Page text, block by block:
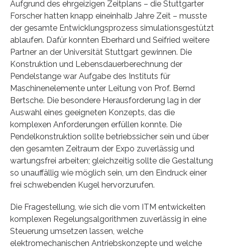
Aufgrund des ehrgeizigen Zeitplans – die Stuttgarter
Forscher hatten knapp eineinhalb Jahre Zeit – musste
der gesamte Entwicklungsprozess simulationsgestützt
ablaufen. Dafür konnten Eberhard und Seifried weitere
Partner an der Universität Stuttgart gewinnen. Die
Konstruktion und Lebensdauerberechnung der
Pendelstange war Aufgabe des Instituts für
Maschinenelemente unter Leitung von Prof. Bernd
Bertsche. Die besondere Herausforderung lag in der
Auswahl eines geeigneten Konzepts, das die
komplexen Anforderungen erfüllen konnte. Die
Pendelkonstruktion sollte betriebssicher sein und über
den gesamten Zeitraum der Expo zuverlässig und
wartungsfrei arbeiten; gleichzeitig sollte die Gestaltung
so unauffällig wie möglich sein, um den Eindruck einer
frei schwebenden Kugel hervorzurufen.
Die Fragestellung, wie sich die vom ITM entwickelten
komplexen Regelungsalgorithmen zuverlässig in eine
Steuerung umsetzen lassen, welche
elektromechanischen Antriebskonzepte und welche